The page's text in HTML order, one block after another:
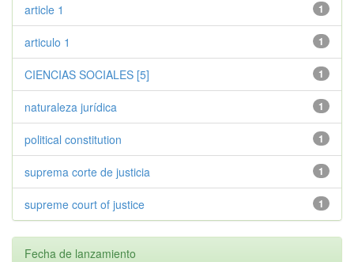
1
article 1
1
articulo 1
1
CIENCIAS SOCIALES [5]
1
naturaleza jurídica
1
political constitution
1
suprema corte de justicia
1
supreme court of justice
Fecha de lanzamiento